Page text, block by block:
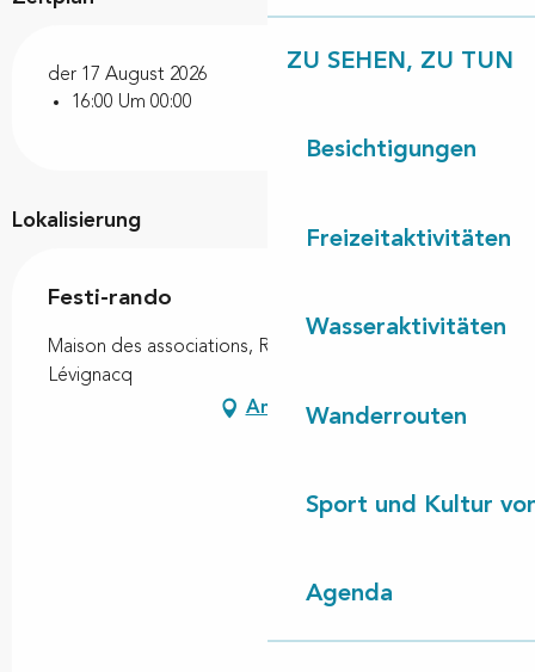
ZU SEHEN, ZU TUN
Besichtigungen
Freizeitaktivitäten
Wasseraktivitäten
Wanderrouten
Sport und Kultur
Agenda
der 17 August 2026
16:00 Um 00:00
Lokalisierung
Festi-rando
Maison des associations, Rue de la mairie, 40170
Lévignacq
Anfahrt